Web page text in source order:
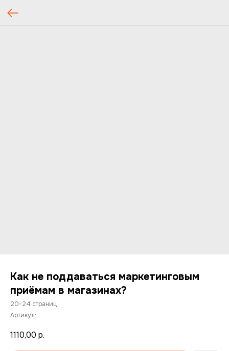
Как не поддаваться маркетинговым
приёмам в магазинах?
20-24 страниц
Артикул:
1110,00 р.